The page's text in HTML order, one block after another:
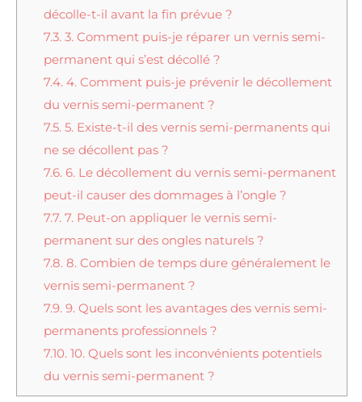
décolle-t-il avant la fin prévue ?
7.3. 3. Comment puis-je réparer un vernis semi-
permanent qui s’est décollé ?
7.4. 4. Comment puis-je prévenir le décollement
du vernis semi-permanent ?
7.5. 5. Existe-t-il des vernis semi-permanents qui
ne se décollent pas ?
7.6. 6. Le décollement du vernis semi-permanent
peut-il causer des dommages à l’ongle ?
7.7. 7. Peut-on appliquer le vernis semi-
permanent sur des ongles naturels ?
7.8. 8. Combien de temps dure généralement le
vernis semi-permanent ?
7.9. 9. Quels sont les avantages des vernis semi-
permanents professionnels ?
7.10. 10. Quels sont les inconvénients potentiels
du vernis semi-permanent ?